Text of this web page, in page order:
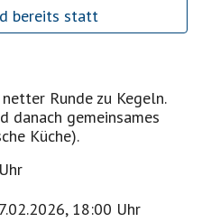
bereits statt
Runde zu Kegeln.
danach gemeinsames
Küche).
18:00 Uhr